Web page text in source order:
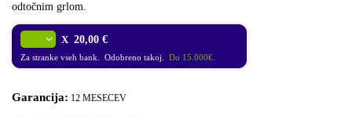
odtočnim grlom.
X 20,00 €
Za stranke vseh bank. Odobreno takoj. Do 15.000€.
Garancija: 12 MESECEV